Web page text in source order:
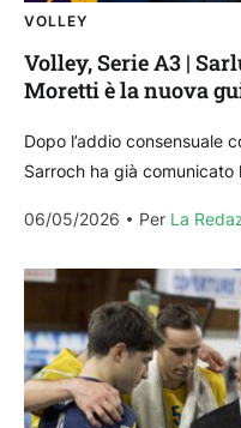
VOLLEY
Volley, Serie A3 |
Moretti è la nuova
Dopo l’addio consensuale
Sarroch ha già
06/05/2026
Per La